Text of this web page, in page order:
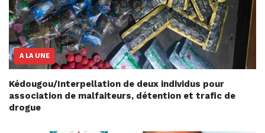
A LA UNE
Kédougou/Interpellation de deux individus pour
association de malfaiteurs, détention et trafic de
drogue